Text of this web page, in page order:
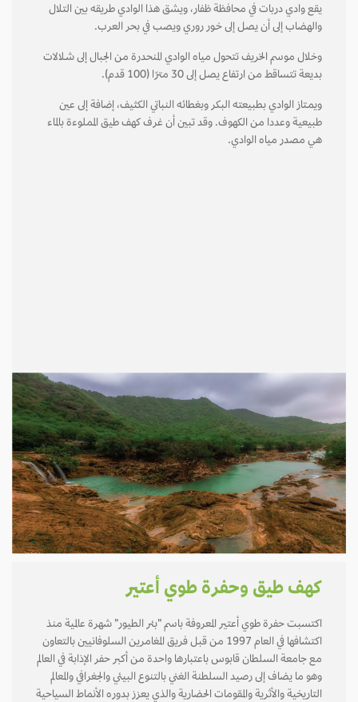
يقع وادي دربات في محافظة ظفار، ويشق هذا الوادي طريقه بين التلال
والهضاب إلى أن يصل إلى خـور روري ويصب في بحر العرب.
وخلال موسم الخريف تتحول مياه الوادي المنحدرة من الجبال إلى شـلالات
بديعة تتساقط من ارتفاع يصل إلى 30 مترًا (100 قدم).
ويمـتاز الوادي بطبيعته البكر وبغطائه النباتي الكثيف، إضافة إلى عين
طبيعية وعددا من الكهوف. وقد تبين أن غرف كهف طيق المملوءة بالماء
هي مصدر مياه الوادي.
كهف طيق وحفرة طوي أعتير
اكتسبت حفرة طوي أعتير المعروفة باسم "بئر الطيور" شهرة عالمية منذ
اكتشافها في العام 1997 من قبل فريق المغامرين السلوفانيين بالتعاون
مع جامعة السلطان قابوس باعتبارها واحدة من أكبر حفر الإذابة في العالم
وهو ما يضاف إلى رصيد السلطنة الغني بالتنوع البيئي والجغرافي والمعالم
التاريخية والأثرية والمقومات الحضارية والذي يعزز بدوره الأنماط السياحية